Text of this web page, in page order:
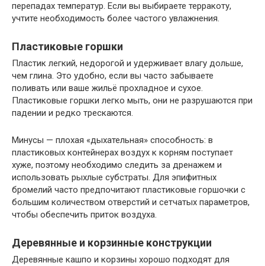
перепадах температур. Если вы выбираете терракоту,
учтите необходимость более частого увлажнения.
Пластиковые горшки
Пластик легкий, недорогой и удерживает влагу дольше,
чем глина. Это удобно, если вы часто забываете
поливать или ваше жильё прохладное и сухое.
Пластиковые горшки легко мыть, они не разрушаются при
падении и редко трескаются.
Минусы — плохая «дыхательная» способность: в
пластиковых контейнерах воздух к корням поступает
хуже, поэтому необходимо следить за дренажем и
использовать рыхлые субстраты. Для эпифитных
бромелий часто предпочитают пластиковые горшочки с
большим количеством отверстий и сетчатых параметров,
чтобы обеспечить приток воздуха.
Деревянные и корзинные конструкции
Деревянные кашпо и корзины хорошо подходят для